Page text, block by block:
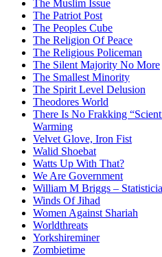
The Muslim Issue
The Patriot Post
The Peoples Cube
The Religion Of Peace
The Religious Policeman
The Silent Majority No More
The Smallest Minority
The Spirit Level Delusion
Theodores World
There Is No Frakking
Warming
Velvet Glove, Iron Fist
Walid Shoebat
Watts Up With That?
We Are Government
William M Briggs –
Winds Of Jihad
Women Against Shariah
Worldthreats
Yorkshireminer
Zombietime